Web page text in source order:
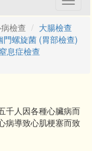
檢查
大腸檢查
門螺旋菌 (胃部檢查)
息症檢查
千人因各種心臟病而
病導致心肌梗塞而致